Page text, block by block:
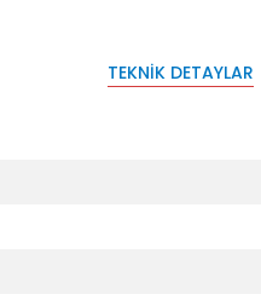
TEKNIK DETAYLAR